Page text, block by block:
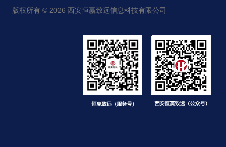
版权所有 © 2026 西安恒赢致远信息科技有限公司